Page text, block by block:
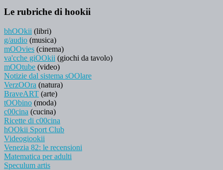
Le rubriche di hookii
bhOOkii (libri)
g/audio (musica)
mOOvies (cinema)
va'cche giOOkii (giochi da tavolo)
mOOtube (video)
Notizie dal sistema sOOlare
VerzOOra (natura)
BraveART (arte)
tOObino (moda)
c00cina (cucina)
Ricette di c00cina
hOOkii Sport Club
Videogiookii
Venezia 82: le recensioni
Matematica per adulti
Speculum artis